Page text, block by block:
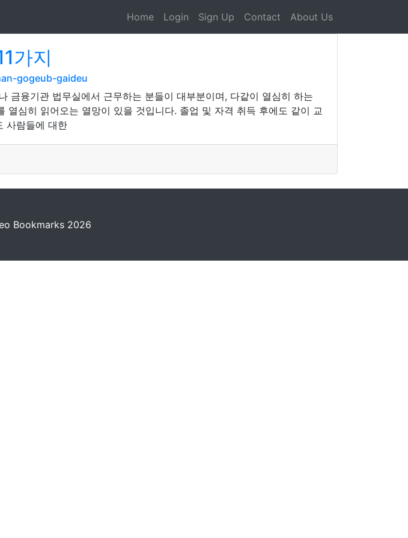
Home Login Sign Up Contact About Us
가지
gogeub-gaideu
금융기관 법무실에서 근무하는 분들이 대부분이며, 다같이 열심히 하는
심히 읽어오는 열망이 있을 것입니다. 졸업 및 자격 취득 후에도 같이 교
사람들에 대한
Bookmarks 2026